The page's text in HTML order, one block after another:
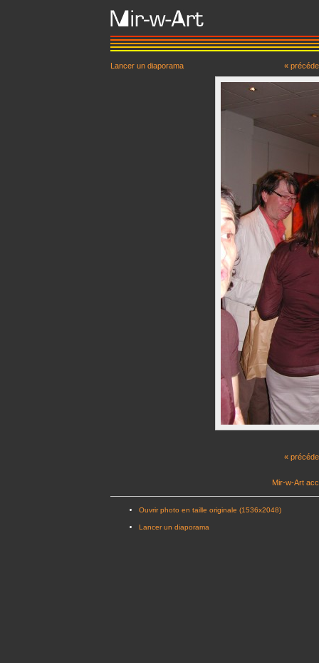
Lancer un diaporama «
«
Mir-w-Art
Ouvrir photo en taille originale (1536x2048)
Lancer un diaporama